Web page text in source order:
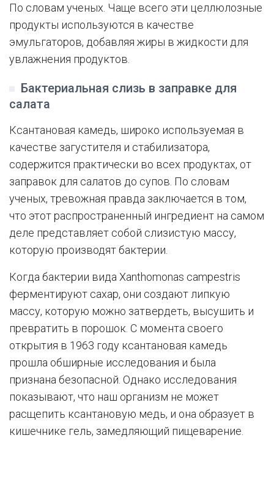
По словам ученых. Чаще всего эти целлюлозные
продукты используются в качестве
эмульгаторов, добавляя жиры в жидкости для
увлажнения продуктов.
Бактериальная слизь в заправке для
салата
Ксантановая камедь, широко используемая в
качестве загустителя и стабилизатора,
содержится практически во всех продуктах, от
заправок для салатов до супов. По словам
ученых, тревожная правда заключается в том,
что этот распространенный ингредиент на самом
деле представляет собой слизистую массу,
которую производят бактерии.
Когда бактерии вида Xanthomonas campestris
ферментируют сахар, они создают липкую
массу, которую можно затвердеть, высушить и
превратить в порошок. С момента своего
открытия в 1963 году ксантановая камедь
прошла обширные исследования и была
признана безопасной. Однако исследования
показывают, что наш организм не может
расщепить ксантановую медь, и она образует в
кишечнике гель, замедляющий пищеварение.